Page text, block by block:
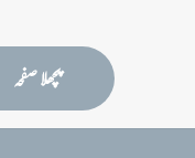
پچھلا صفحہ